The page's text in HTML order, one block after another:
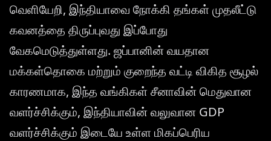
வெளியேறி, இந்தியாவை நோக்கி தங்கள் முதலீட்டு
கவனத்தை திருப்புவது இப்போது
வேகமெடுத்துள்ளது. ஜப்பானின் வயதான
மக்கள்தொகை மற்றும் குறைந்த வட்டி விகித சூழல்
காரணமாக, இந்த வங்கிகள் சீனாவின் மெதுவான
வளர்ச்சிக்கும், இந்தியாவின் வலுவான GDP
வளர்ச்சிக்கும் இடையே உள்ள மிகப்பெரிய